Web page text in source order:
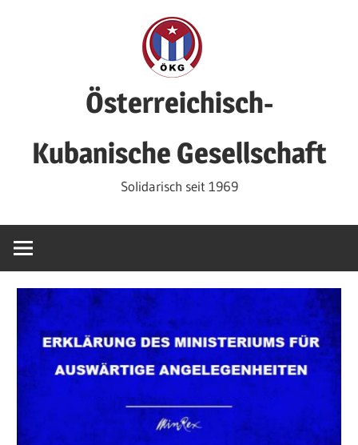
Österreichisch-
Kubanische Gesellschaft
Solidarisch seit 1969